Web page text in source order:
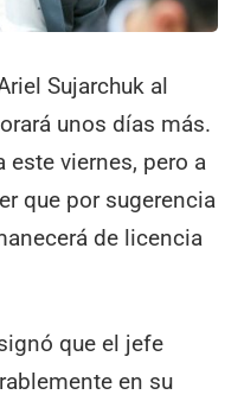
Sujarchuk al
unos días más.
este viernes, pero a
que por sugerencia
de licencia
que el jefe
en su